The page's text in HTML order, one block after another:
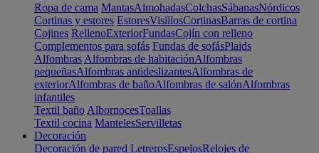
Ropa de cama MantasAlmohadasColchasSábanasNórdicos
Cortinas y estores EstoresVisillosCortinasBarras de cortina
Cojines RellenoExteriorFundasCojín con relleno
Complementos para sofás Fundas de sofásPlaids
Alfombras Alfombras de habitaciónAlfombras
pequeñasAlfombras antideslizantesAlfombras de
exteriorAlfombras de bañoAlfombras de salónAlfombras
infantiles
Textil baño AlbornocesToallas
Textil cocina MantelesServilletas
Decoración
Decoración de pared LetrerosEspejosRelojes de